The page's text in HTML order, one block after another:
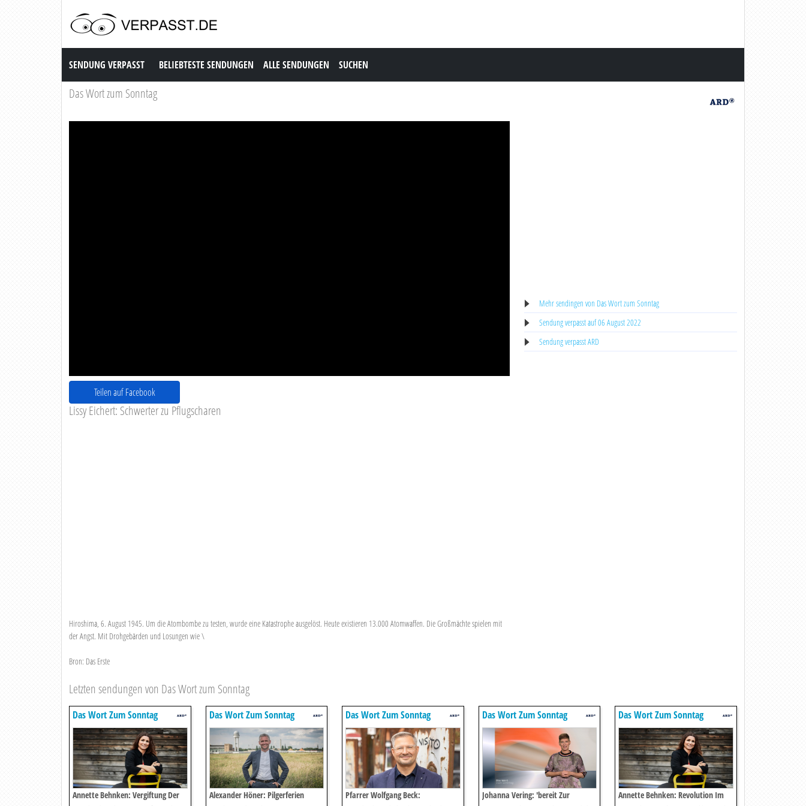
Sendung Verpasst
SENDUNG VERPASST BELIEBTESTE SENDUNGEN ALLE SENDUNGEN SUCHEN
Das Wort zum Sonntag
Teilen auf Facebook
Lissy Eichert: Schwerter zu Pflugscharen
Hiroshima, 6. August 1945. Um die Atombombe zu testen, wurde eine Katastrophe ausgelöst. Heute existieren 13.000 Atomwaffen. Die Großmächte spielen mit
der Angst. Mit Drohgebärden und Losungen wie \
Bron: Das Erste
Mehr sendingen von Das Wort zum Sonntag
Sendung verpasst auf 06 August 2022
Sendung verpasst ARD
Letzten sendungen von Das Wort zum Sonntag
Das Wort Zum Sonntag
Annette Behnken: Vergiftung Der
Das Wort Zum Sonntag
Alexander Höner: Pilgerferien
Das Wort Zum Sonntag
Pfarrer Wolfgang Beck:
Das Wort Zum Sonntag
Johanna Vering: 'bereit Zur
Das Wort Zum Sonntag
Annette Behnken: Revolution Im